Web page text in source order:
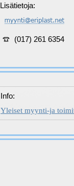
Lisätietoja:
(017) 261 6354
Info:
Yleiset myynti-ja